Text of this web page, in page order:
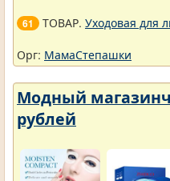
61 ТОВАР. Уходовая для
Орг: МамаСтепашки
Модный
рублей